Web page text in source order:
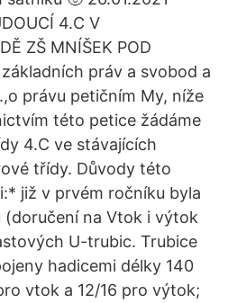
4.C V
ZŠ MNÍŠEK POD
základních práv a svobod a
právu petičním My, níže
této petice žádáme
4.C ve stávajících
třídy. Důvody této
již v prvém ročníku byla
(doručení na Vtok i výtok
U-trubic. Trubice
hadicemi délky 140
vtok a 12/16 pro výtok;